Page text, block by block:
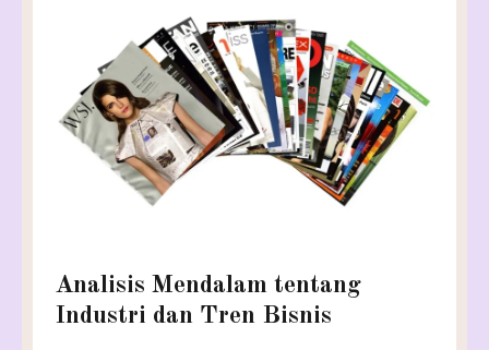
Analisis Mendalam tentang
Industri dan Tren Bisnis